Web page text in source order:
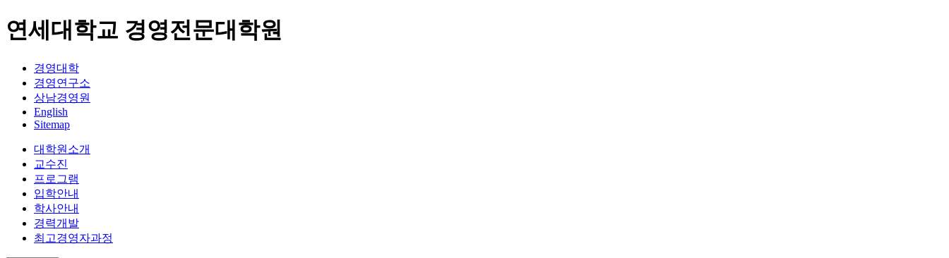
연세대학교 경영전문대학원
경영대학
경영연구소
상남경영원
English
Sitemap
대학원소개
교수진
프로그램
입학안내
학사안내
경력개발
최고경영자과정